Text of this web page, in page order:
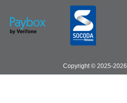
Copyright © 2025-2026